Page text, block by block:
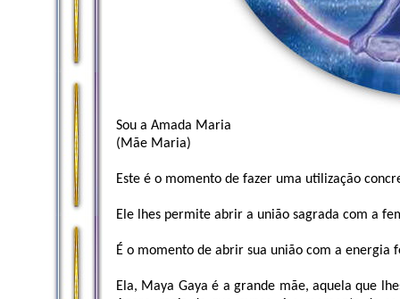
Sou a Amada Maria
(Mãe Maria)
Este é o momento de fazer uma utilização
Ele lhes permite abrir a união sagrada com a
É o momento de abrir sua união com a energia
Ela, Maya Gaya é a grande mãe, aquela que